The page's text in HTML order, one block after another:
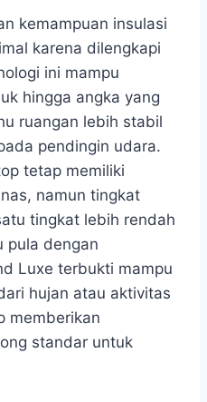
kemampuan insulasi
karena dilengkapi
ini mampu
hingga angka yang
ruangan lebih stabil
pendingin udara.
tetap memiliki
namun tingkat
tingkat lebih rendah
pula dengan
Luxe terbukti mampu
hujan atau aktivitas
memberikan
standar untuk